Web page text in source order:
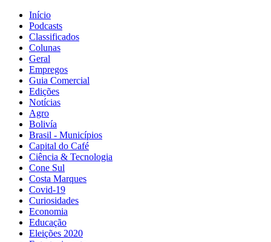
Início
Podcasts
Classificados
Colunas
Geral
Empregos
Guia Comercial
Edições
Notícias
Agro
Bolivía
Brasil - Municípios
Capital do Café
Ciência & Tecnologia
Cone Sul
Costa Marques
Covid-19
Curiosidades
Economia
Educação
Eleições 2020